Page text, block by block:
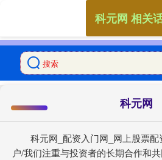
科元网
科元网_配资入门网_网上股票
户/我们注重与投资者的长期合作和
科元网 相关